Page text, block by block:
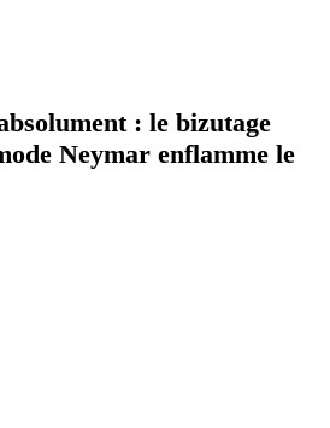
: le bizutage
Neymar enflamme le